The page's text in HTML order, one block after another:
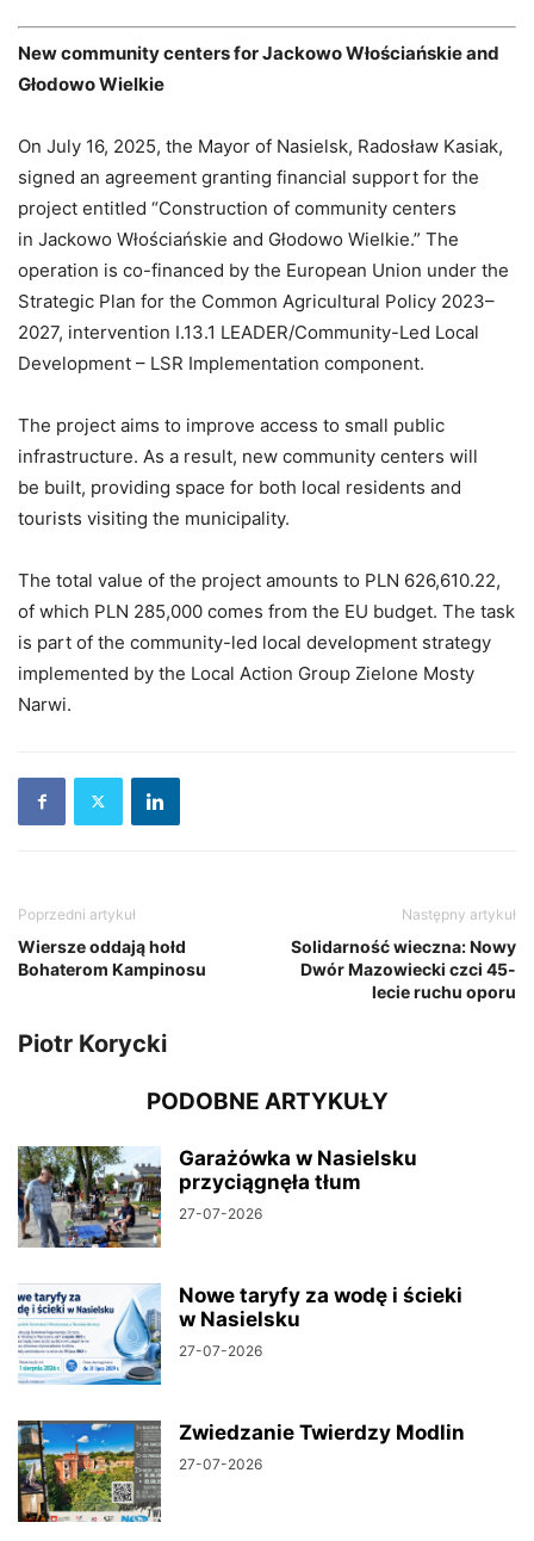
New community centers for Jackowo Włościańskie and
Głodowo Wielkie
On July 16, 2025, the Mayor of Nasielsk, Radosław Kasiak,
signed an agreement granting financial support for the
project entitled “Construction of community centers
in Jackowo Włościańskie and Głodowo Wielkie.” The
operation is co-financed by the European Union under the
Strategic Plan for the Common Agricultural Policy 2023–
2027, intervention I.13.1 LEADER/Community-Led Local
Development – LSR Implementation component.
The project aims to improve access to small public
infrastructure. As a result, new community centers will
be built, providing space for both local residents and
tourists visiting the municipality.
The total value of the project amounts to PLN 626,610.22,
of which PLN 285,000 comes from the EU budget. The task
is part of the community-led local development strategy
implemented by the Local Action Group Zielone Mosty
Narwi.
Poprzedni artykuł
Wiersze oddają hołd
Bohaterom Kampinosu
Następny artykuł
Solidarność wieczna: Nowy
Dwór Mazowiecki czci 45-
lecie ruchu oporu
Piotr Korycki
PODOBNE ARTYKUŁY
Garażówka w Nasielsku
przyciągnęła tłum
27-07-2026
Nowe taryfy za wodę i ścieki
w Nasielsku
27-07-2026
Zwiedzanie Twierdzy Modlin
27-07-2026